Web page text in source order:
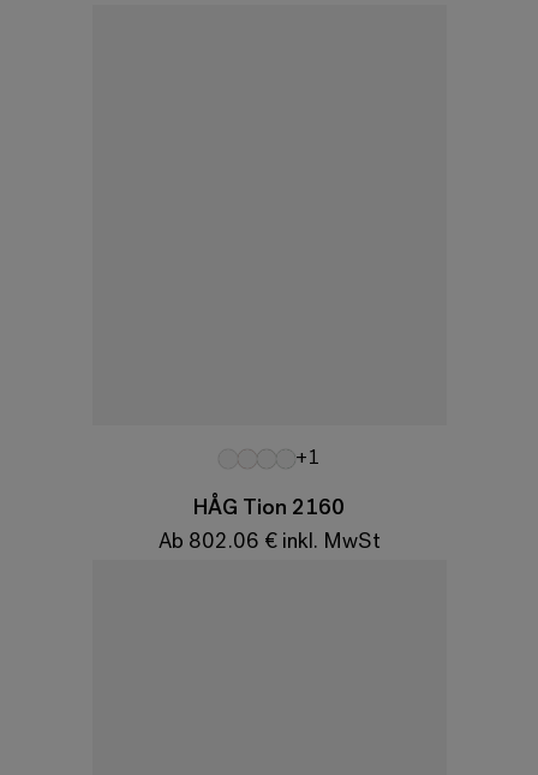
HÅG Tion 2160
Ab 802.06 € inkl. MwSt
+1